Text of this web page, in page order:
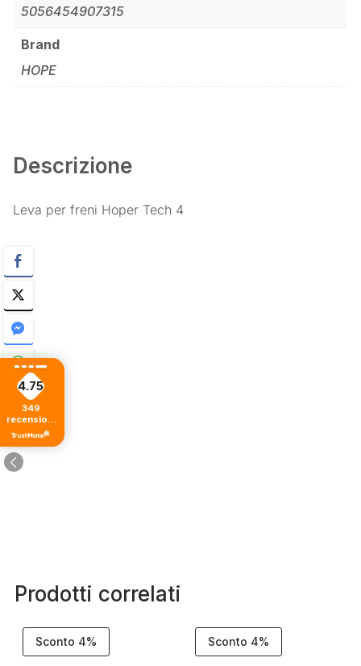
5056454907315
Brand
HOPE
Descrizione
Leva per freni Hoper Tech 4
Prodotti correlati
Sconto 4% Sconto 4%
4.75
349
recensioni
di tutti i